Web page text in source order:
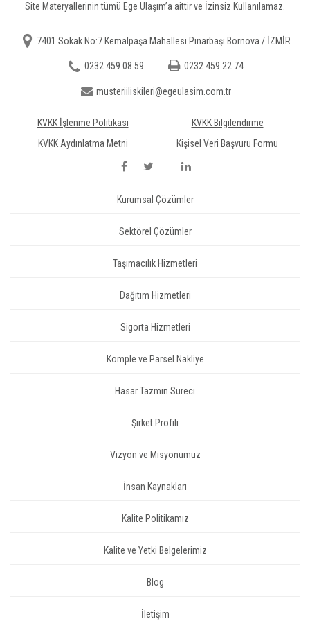
Site Materyallerinin tümü Ege Ulaşım’a aittir ve İzinsiz Kullanılamaz.
7401 Sokak No:7 Kemalpaşa Mahallesi Pınarbaşı Bornova / İZMİR
0232 459 08 59 0232 459 22 74
musteriiliskileri@egeulasim.com.tr
KVKK İşlenme Politikası
KVKK Bilgilendirme
KVKK Aydınlatma Metni
Kişisel Veri Başvuru Formu
Kurumsal Çözümler
Sektörel Çözümler
Taşımacılık Hizmetleri
Dağıtım Hizmetleri
Sigorta Hizmetleri
Komple ve Parsel Nakliye
Hasar Tazmin Süreci
Şirket Profili
Vizyon ve Misyonumuz
İnsan Kaynakları
Kalite Politikamız
Kalite ve Yetki Belgelerimiz
Blog
İletişim